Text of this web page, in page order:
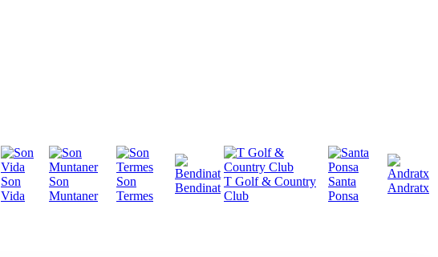
Son
Vida
Son
Muntaner
Son
Termes
Bendinat T Golf & Country
Club
Santa
Ponsa
Andratx